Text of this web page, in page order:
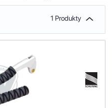
1 Produkty